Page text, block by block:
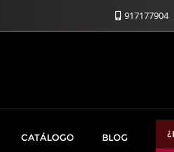
917177904
CATÁLOGO BLOG